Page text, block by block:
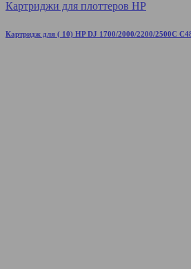
Картриджи для плоттеров HP
Картридж для ( 10) HP DJ 1700/2000/2200/2500C